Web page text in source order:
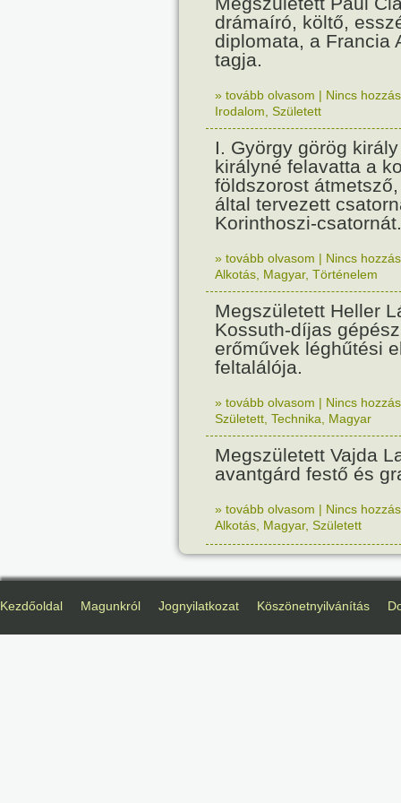
drámaíró, költő,
diplomata, a Francia
tagja.
» tovább olvasom | Nincs
Irodalom Született
I. György görög
királyné felavatta a
földszorost
által tervezett
Korinthoszi-csatornát.
» tovább olvasom | Nincs
Alkotás Magyar, Történelem
Megszületett Heller
Kossuth-díjas
erőművek léghűtési
feltalálója.
» tovább olvasom | Nincs
Született Technika Magyar
Megszületett Vajda
avantgárd festő és
» tovább olvasom | Nincs
Alkotás Magyar, Született
Kezdőoldal Magunkról Jognyilatkozat Köszönetnyilvánítás